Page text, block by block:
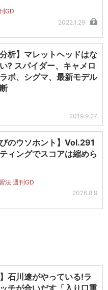
GD
2022.1.29
分析】マレットヘッドはな
? スパイダー、キャメロ
ボ、シグマ、最新モデル
2019.9.27
びのウソホント】Vol.291
ティングでスコアは縮めら
法 週刊GD
2026.8.9
】石川遼がやっている!ラ